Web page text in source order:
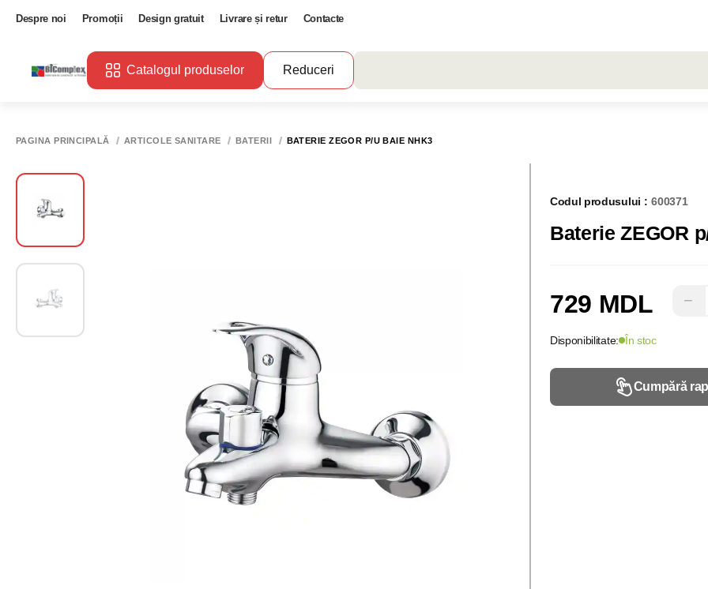
Despre noi Promoții Design gratuit Livrare și retur Contacte
Catalogul produselor Reduceri
PAGINA PRINCIPALĂ ARTICOLE SANITARE BATERII BATERIE ZEGOR P/U BAIE NHK3
Codul produsului : 600371
Baterie ZEGOR
729 MDL −
Disponibilitate: În stoc
Cumpără